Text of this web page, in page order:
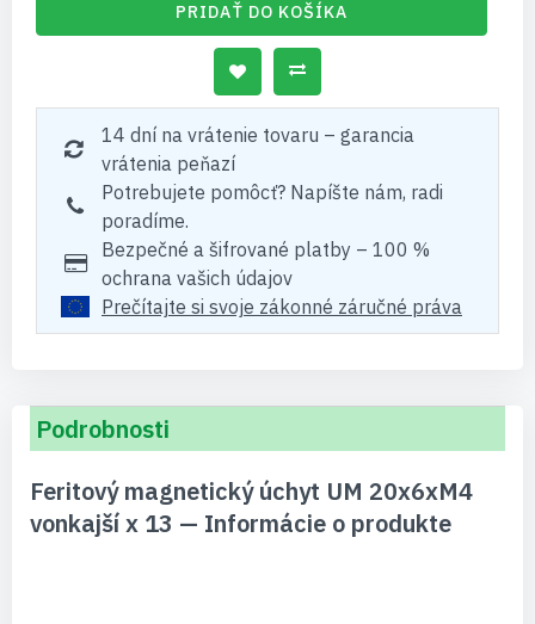
PRIDAŤ DO KOŠÍKA
14 dní na vrátenie tovaru – garancia
vrátenia peňazí
Potrebujete pomôcť? Napíšte nám, radi
poradíme.
Bezpečné a šifrované platby – 100 %
ochrana vašich údajov
Prečítajte si svoje zákonné záručné práva
Podrobnosti
Feritový magnetický úchyt UM 20x6xM4
vonkajší x 13 — Informácie o produkte